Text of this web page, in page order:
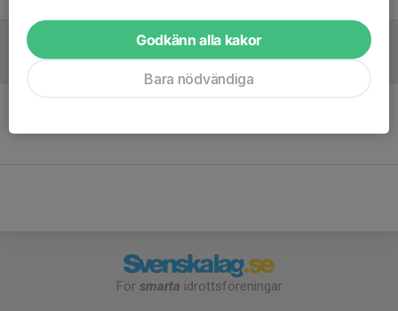
Referat
För smarta idrottsföreningar
Godkänn alla kakor
Bara nödvändiga